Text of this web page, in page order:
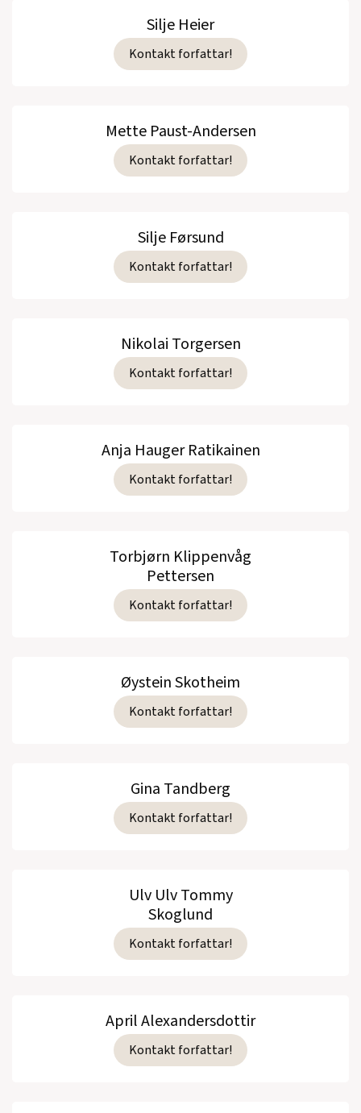
Silje Heier
Kontakt forfattar!
Mette Paust-Andersen
Kontakt forfattar!
Silje Førsund
Kontakt forfattar!
Nikolai Torgersen
Kontakt forfattar!
Anja Hauger Ratikainen
Kontakt forfattar!
Torbjørn Klippenvåg
Pettersen
Kontakt forfattar!
Øystein Skotheim
Kontakt forfattar!
Gina Tandberg
Kontakt forfattar!
Ulv Ulv Tommy
Skoglund
Kontakt forfattar!
April Alexandersdottir
Kontakt forfattar!